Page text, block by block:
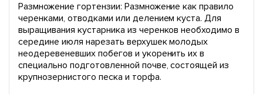
Размножение гортензии: Размножение как правило
черенками, отводками или делением куста. Для
выращивания кустарника из черенков необходимо в
середине июля нарезать верхушек молодых
неодеревеневших побегов и укоренить их в
специально подготовленной почве, состоящей из
крупнозернистого песка и торфа.